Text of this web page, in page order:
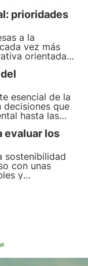
marca y cuál
prioridades
a la
vez más
orientada a
sino una
para
esencial de la
decisiones que
hasta las
el papel de
con
entre los
evaluar los
sostenibilidad
con unas
y
de